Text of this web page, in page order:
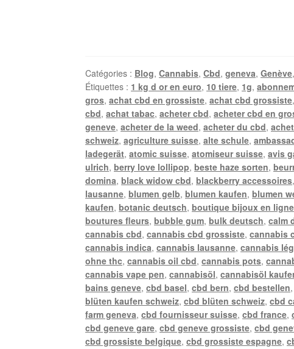
Catégories : Blog,Cannabis,Cbd,geneva,Genève,
Étiquettes : 1 kg d or en euro, 10 tiere, 1g,
gros,achat cbd en grossiste,achat cbd grossiste
cbd,achat tabac,acheter cbd,acheter cbd en
geneve,acheter de la weed,acheter du cbd,
schweiz,agriculture suisse,alte schule,
ladegerät,atomic suisse,atomiseur suisse,avis
ulrich,berry love lollipop,beste haze sorten,
domina,black widow cbd,blackberry accessoires
lausanne,blumen gelb,blumen kaufen,blumen
kaufen,botanic deutsch,boutique bijoux en ligne
boutures fleurs,bubble gum,bulk deutsch,calm
cannabis cbd,cannabis cbd grossiste,cannabis
cannabis indica,cannabis lausanne,cannabis
ohne thc,cannabis oil cbd,cannabis pots,
cannabis vape pen,cannabisöl,cannabisöl
bains geneve,cbd basel,cbd bern,cbd bestellen
blüten kaufen schweiz,cbd blüten schweiz,cbd
farm geneva,cbd fournisseur suisse,cbd france,
cbd geneve gare,cbd geneve grossiste,cbd
cbd grossiste belgique,cbd grossiste espagne,